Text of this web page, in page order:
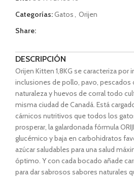
Categorías:Gatos, Orijen
Share:
DESCRIPCIÓN
Orijen Kitten 1,8KG se caracteriza por
inclusiones de pollo, pavo, pescados
naturaleza y huevos de corral todo
misma ciudad de Canadá. Está
cárnicos nutritivos que todos los
prosperar, la galardonada fórmula
glucémico y baja en carbohidratos
azúcar saludables para una salud
óptimo. Y con cada bocado añade
para dar sabrosos sabores naturales